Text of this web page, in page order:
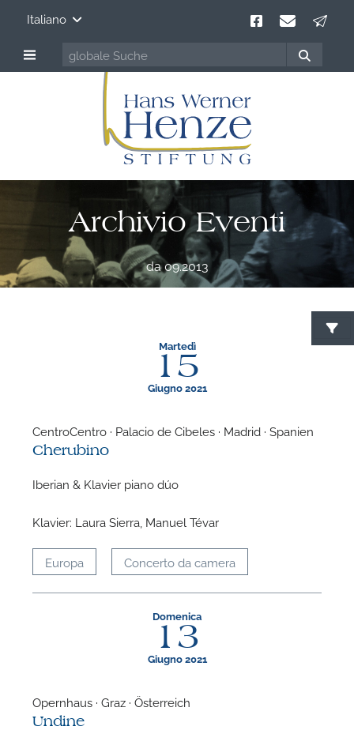
Italiano
Archivio Eventi
da 09.2013
Martedì
15
Giugno 2021
CentroCentro · Palacio de Cibeles · Madrid · Spanien
Cherubino
Iberian & Klavier piano dúo
Klavier: Laura Sierra, Manuel Tévar
Europa Concerto da camera
Domenica
13
Giugno 2021
Opernhaus · Graz · Österreich
Undine